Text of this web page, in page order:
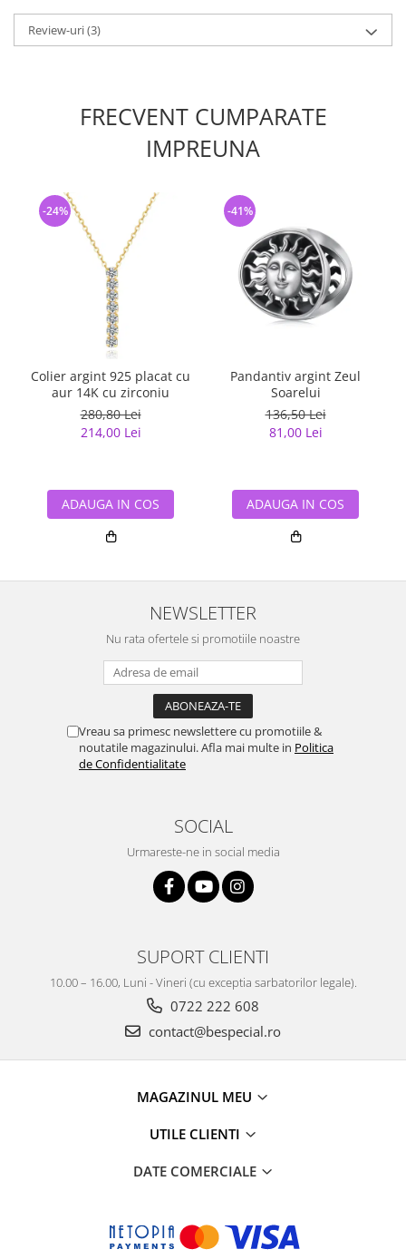
Review-uri(3)
FRECVENT CUMPARATE
IMPREUNA
Colier argint 925 placat cu
aur 14K cu zirconiu
280,80 Lei
214,00 Lei
-24%
ADAUGA IN COS
Pandantiv argint Zeul
Soarelui
136,50 Lei
81,00 Lei
-41%
ADAUGA IN COS
NEWSLETTER
Nu rata ofertele si promotiile noastre
Vreau sa primesc newslettere cu promotiile &
noutatile magazinului. Afla mai multe in Politica
de Confidentialitate
SOCIAL
Urmareste-ne in social media
SUPORT CLIENTI
10.00 – 16.00, Luni - Vineri (cu exceptia sarbatorilor legale).
0722 222 608
contact@bespecial.ro
MAGAZINUL MEU
UTILE CLIENTI
DATE COMERCIALE